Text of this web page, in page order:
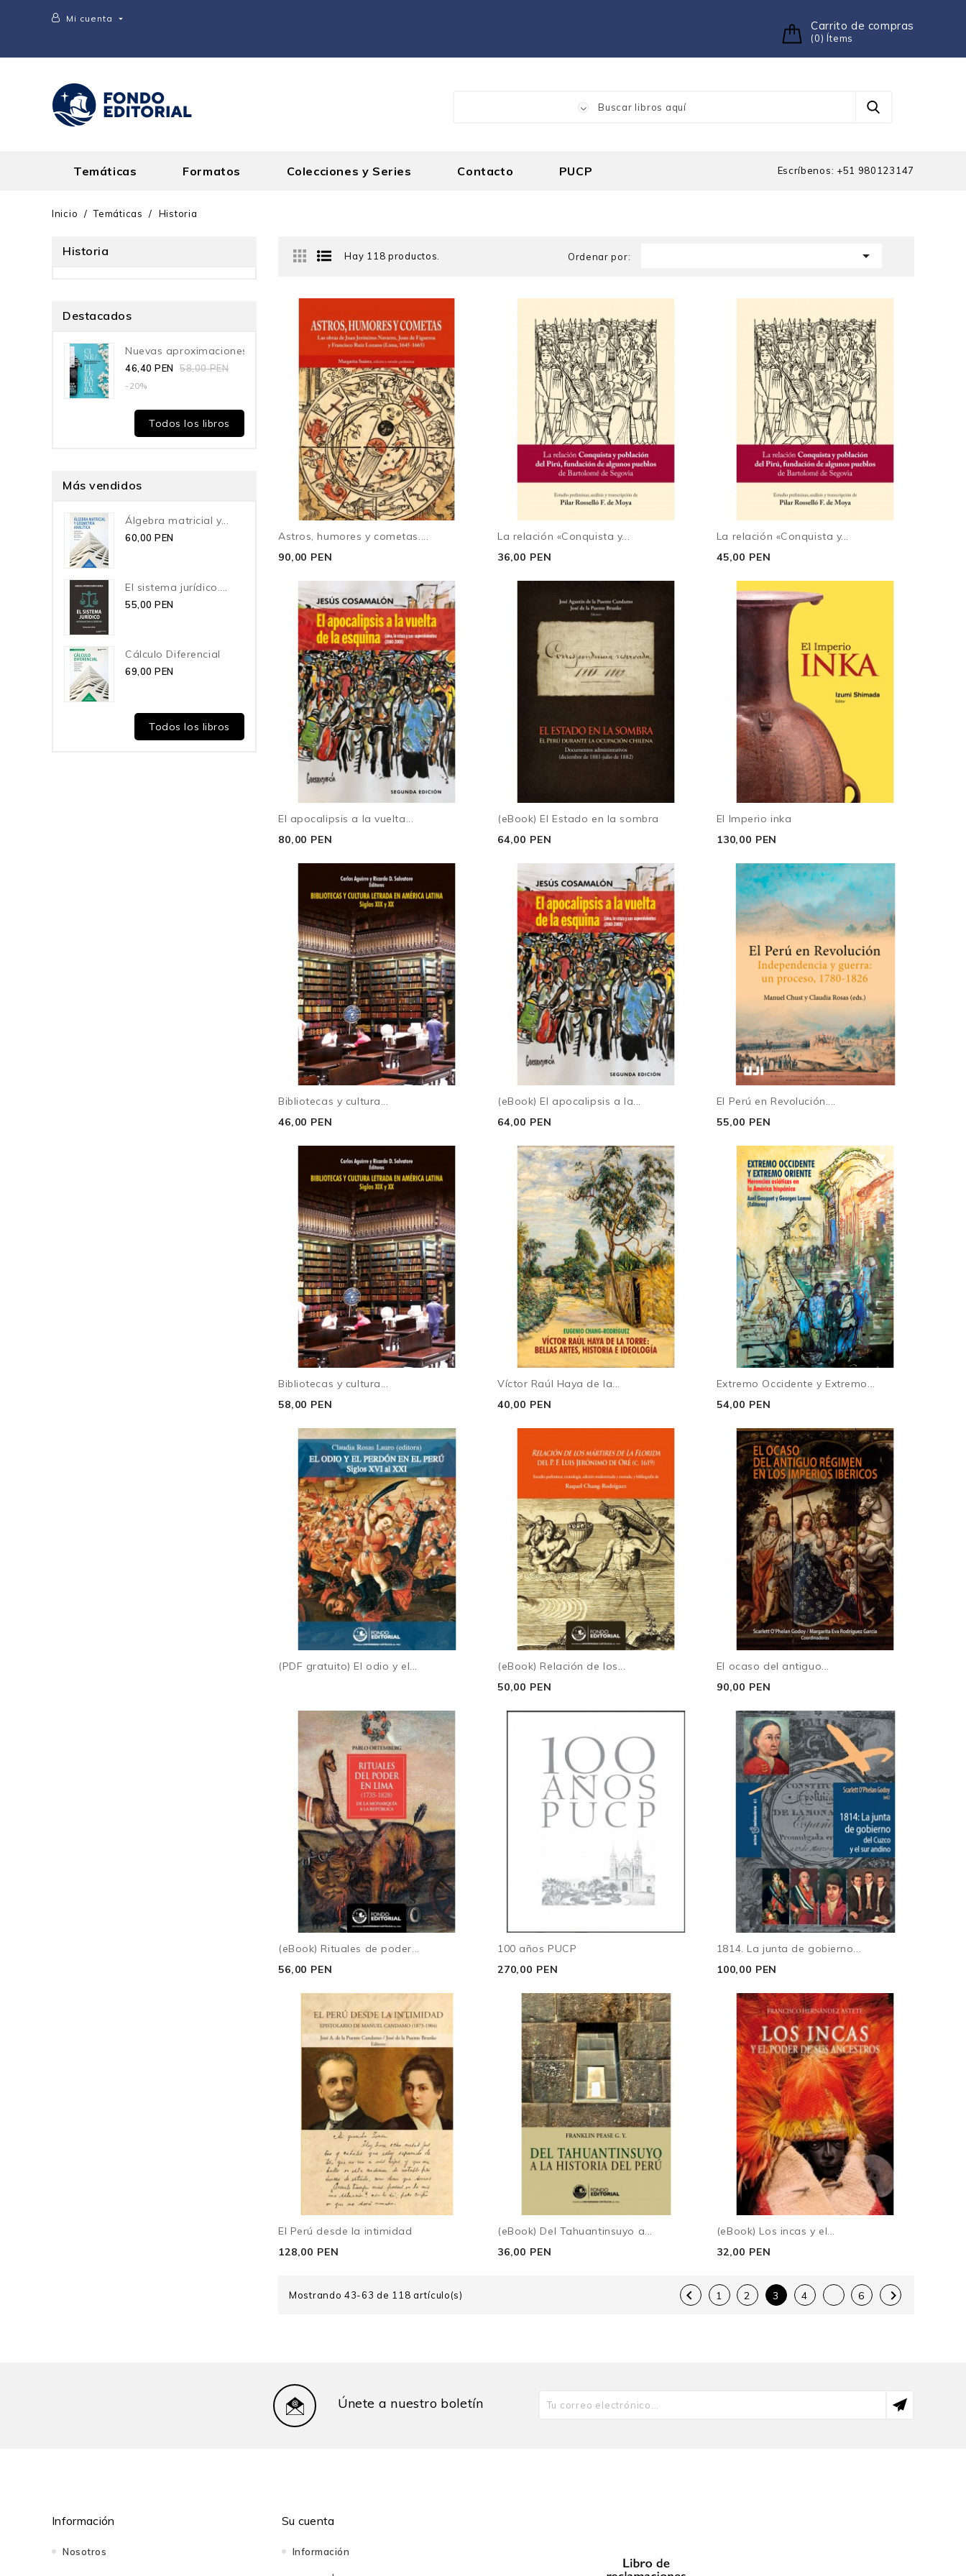
Mi cuenta 
Carrito de compras
(0) Ítems
Temáticas Formatos Colecciones y Series Contacto PUCP Escríbenos: +51 980123147
Inicio Temáticas Historia
Historia
Destacados
Nuevas aproximaciones a...
46,40 PEN 58,00 PEN
-20%
Todos los libros
Más vendidos
Álgebra matricial y...
60,00 PEN
El sistema jurídico....
55,00 PEN
Cálculo Diferencial
69,00 PEN
Todos los libros
Hay 118 productos. Ordenar por: 
Astros, humores y cometas....
90,00 PEN
La relación «Conquista y...
36,00 PEN
La relación «Conquista y...
45,00 PEN
El apocalipsis a la vuelta...
80,00 PEN
(eBook) El Estado en la sombra
64,00 PEN
El Imperio inka
130,00 PEN
Bibliotecas y cultura...
46,00 PEN
(eBook) El apocalipsis a la...
64,00 PEN
El Perú en Revolución....
55,00 PEN
Bibliotecas y cultura...
58,00 PEN
Víctor Raúl Haya de la...
40,00 PEN
Extremo Occidente y Extremo...
54,00 PEN
(PDF gratuito) El odio y el...
(eBook) Relación de los...
50,00 PEN
El ocaso del antiguo...
90,00 PEN
(eBook) Rituales de poder...
56,00 PEN
100 años PUCP
270,00 PEN
1814. La junta de gobierno...
100,00 PEN
El Perú desde la intimidad
128,00 PEN
(eBook) Del Tahuantinsuyo a...
36,00 PEN
(eBook) Los incas y el...
32,00 PEN
Mostrando 43-63 de 118 artículo(s)  1 2 3 4 6 
Únete a nuestro boletín
Información
Nosotros
Su cuenta
Información